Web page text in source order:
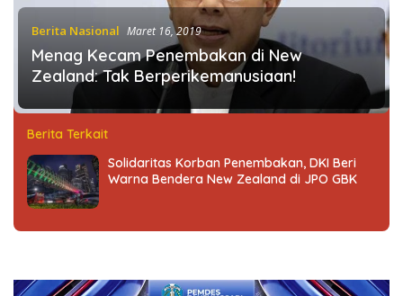
Berita Nasional Maret 16, 2019
Menag Kecam Penembakan di New
Zealand: Tak Berperikemanusiaan!
Berita Terkait
Solidaritas Korban Penembakan, DKI Beri
Warna Bendera New Zealand di JPO GBK